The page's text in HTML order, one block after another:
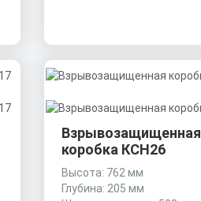
Взрывозащищенная
коробка КСН26
Высота: 762 мм
Глубина: 205 мм